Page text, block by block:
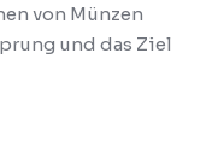
von Münzen
und das Ziel